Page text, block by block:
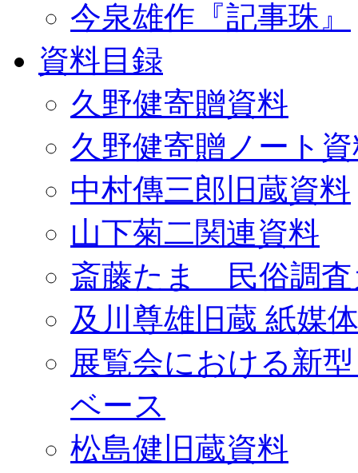
今泉雄作『記事珠』
資料目録
久野健寄贈資料
久野健寄贈ノート
中村傳三郎旧蔵資料
山下菊二関連資料
斎藤たま 民俗調査
及川尊雄旧蔵 紙媒
展覧会における新
ベース
松島健旧蔵資料